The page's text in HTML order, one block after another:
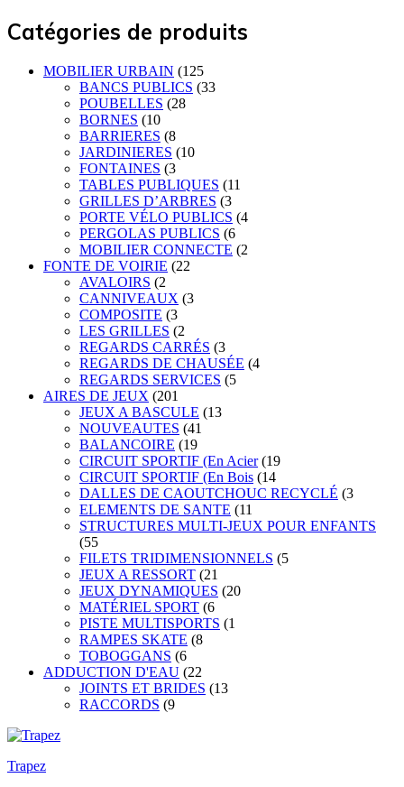
Catégories de produits
MOBILIER URBAIN (125
BANCS PUBLICS (33
POUBELLES (28
BORNES (10
BARRIERES (8
JARDINIERES (10
FONTAINES (3
TABLES PUBLIQUES (11
GRILLES D’ARBRES (3
PORTE VÉLO PUBLICS (4
PERGOLAS PUBLICS (6
MOBILIER CONNECTE (2
FONTE DE VOIRIE (22
AVALOIRS (2
CANNIVEAUX (3
COMPOSITE (3
LES GRILLES (2
REGARDS CARRÉS (3
REGARDS DE CHAUSÉE (4
REGARDS SERVICES (5
AIRES DE JEUX (201
JEUX A BASCULE (13
NOUVEAUTES (41
BALANCOIRE (19
CIRCUIT SPORTIF (En Acier (19
CIRCUIT SPORTIF (En Bois (14
DALLES DE CAOUTCHOUC RECYCLÉ (3
ELEMENTS DE SANTE (11
STRUCTURES MULTI-JEUX POUR ENFANTS
(55
FILETS TRIDIMENSIONNELS (5
JEUX A RESSORT (21
JEUX DYNAMIQUES (20
MATÉRIEL SPORT (6
PISTE MULTISPORTS (1
RAMPES SKATE (8
TOBOGGANS (6
ADDUCTION D'EAU (22
JOINTS ET BRIDES (13
RACCORDS (9
Trapez